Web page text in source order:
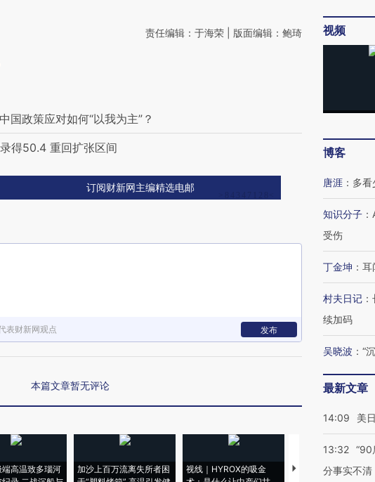
责任编辑：于海荣 | 版面编辑：鲍琦
国政策应对如何“以我为主”？
得50.4 重回扩张区间
订阅财新网主编精选电邮
表财新网观点 发布
本篇文章暂无评论
高温致多瑙河
加沙上百万流离失所者困
视线｜HYROX的吸金
马航飞行员跨国走私7
视频
博客
唐涯 ： 多看
知识分子 ：
受伤
丁金坤 ： 耳
村夫日记 ：
续加码
吴晓波 ： “
最新文章
14:09 美
13:32 “90
分事实不清